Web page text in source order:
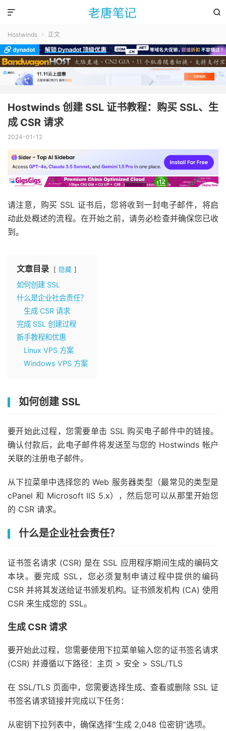


Hostwinds  正文
Hostwinds 创建 SSL 证书教程：购买 SSL、生
成 CSR 请求
2024-01-12
请注意，购买 SSL 证书后，您将收到一封电子邮件，将启
动此处概述的流程。在开始之前，请务必检查并确保您已收
到。
文章目录 隐藏
如何创建 SSL
什么是企业社会责任？
生成 CSR 请求
完成 SSL 创建过程
新手教程和优惠
Linux VPS 方案
Windows VPS 方案
如何创建 SSL
要开始此过程，您需要单击 SSL 购买电子邮件中的链接。
确认付款后，此电子邮件将发送至与您的 Hostwinds 帐户
关联的注册电子邮件。
从下拉菜单中选择您的 Web 服务器类型（最常见的类型是
cPanel 和 Microsoft IIS 5.x），然后您可以从那里开始您
的 CSR 请求。
什么是企业社会责任？
证书签名请求 (CSR) 是在 SSL 应用程序期间生成的编码文
本块。要完成 SSL，您必须复制申请过程中提供的编码
CSR 并将其发送给证书颁发机构。证书颁发机构 (CA) 使用
CSR 来生成您的 SSL。
生成 CSR 请求
要开始此过程，您需要使用下拉菜单输入您的证书签名请求
(CSR) 并遵循以下路径：主页 > 安全 > SSL/TLS
在 SSL/TLS 页面中，您需要选择生成、查看或删除 SSL 证
书签名请求链接并完成以下任务：
从密钥下拉列表中，确保选择“生成 2,048 位密钥”选项。